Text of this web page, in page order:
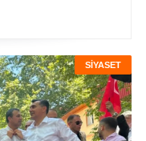
SİYASET